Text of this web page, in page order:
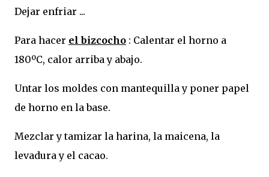
Dejar enfriar ...
Para hacer el bizcocho : Calentar el horno a
180ºC, calor arriba y abajo.
Untar los moldes con mantequilla y poner papel
de horno en la base.
Mezclar y tamizar la harina, la maicena, la
levadura y el cacao.